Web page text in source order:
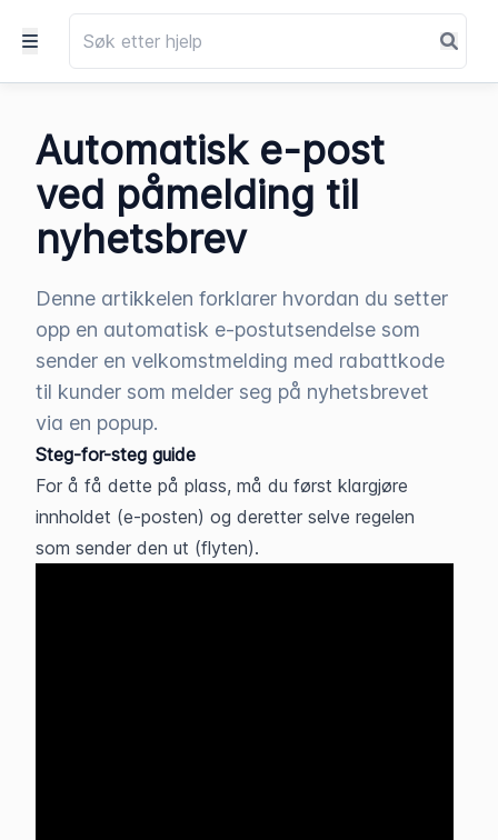
Automatisk e-post
ved påmelding til
nyhetsbrev
Denne artikkelen forklarer hvordan du setter
opp en automatisk e-postutsendelse som
sender en velkomstmelding med rabattkode
til kunder som melder seg på nyhetsbrevet
via en popup.
Steg-for-steg guide
For å få dette på plass, må du først klargjøre
innholdet (e-posten) og deretter selve regelen
som sender den ut (flyten).